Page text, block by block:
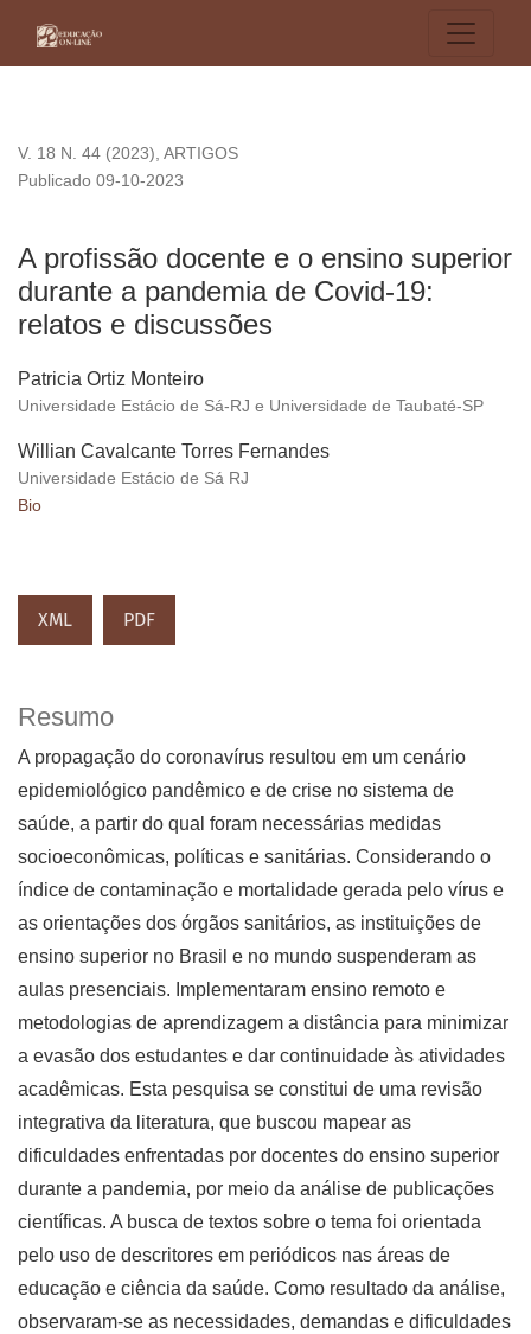
V. 18 N. 44 (2023), ARTIGOS
A profissão docente e o ensino superior
durante a pandemia de Covid-19:
relatos e discussões
Publicado 09-10-2023
Patricia Ortiz Monteiro
Universidade Estácio de Sá-RJ e Universidade de Taubaté-SP
Willian Cavalcante Torres Fernandes
Universidade Estácio de Sá RJ
Bio
XML PDF
Resumo
A propagação do coronavírus resultou em um cenário
epidemiológico pandêmico e de crise no sistema de
saúde, a partir do qual foram necessárias medidas
socioeconômicas, políticas e sanitárias. Considerando o
índice de contaminação e mortalidade gerada pelo vírus e
as orientações dos órgãos sanitários, as instituições de
ensino superior no Brasil e no mundo suspenderam as
aulas presenciais. Implementaram ensino remoto e
metodologias de aprendizagem a distância para minimizar
a evasão dos estudantes e dar continuidade às atividades
acadêmicas. Esta pesquisa se constitui de uma revisão
integrativa da literatura, que buscou mapear as
dificuldades enfrentadas por docentes do ensino superior
durante a pandemia, por meio da análise de publicações
científicas. A busca de textos sobre o tema foi orientada
pelo uso de descritores em periódicos nas áreas de
educação e ciência da saúde. Como resultado da análise,
observaram-se as necessidades, demandas e dificuldades